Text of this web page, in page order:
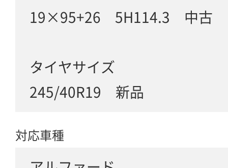
19×95+26 5H114.3 中古
タイヤサイズ
245/40R19 新品
対応車種